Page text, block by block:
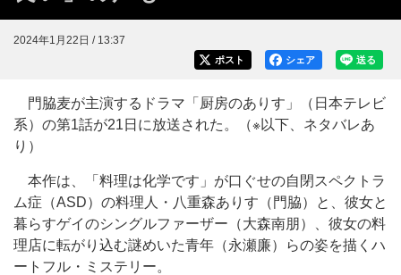
2024年1月22日 / 13:37
送る
シェア
ポスト
門脇麦が主演するドラマ「厨房のありす」（日本テレビ
系）の第1話が21日に放送された。（※以下、ネタバレあ
り）
本作は、「料理は化学です」が口ぐせの自閉スペクトラ
ム症（ASD）の料理人・八重森ありす（門脇）と、彼女と
暮らすゲイのシングルファーザー（大森南朋）、彼女の料
理店に転がり込む謎めいた青年（永瀬廉）らの姿を描くハ
ートフル・ミステリー。